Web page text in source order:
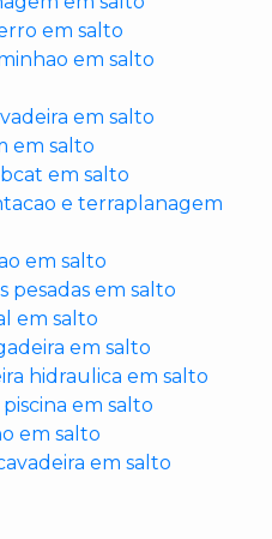
em salto
em salto
em salto
em salto
em salto
e terraplanagem
em salto
em salto
em salto
em salto
hidraulica em salto
em salto
em salto
em salto